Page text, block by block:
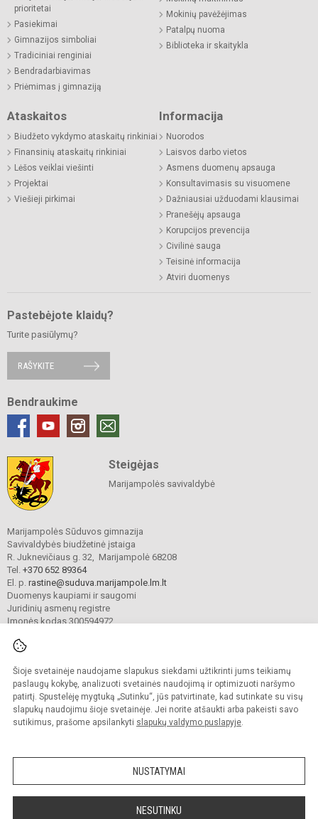
Šioje svetainėje naudojame slapukus siekdami užtikrinti jums teikiamų
paslaugų kokybę, analizuoti svetainės naudojimą ir optimizuoti naršymo
patirtį. Spustelėję mygtuką „Sutinku“, jūs patvirtinate, kad sutinkate su visų
slapukų naudojimu šioje svetainėje. Jei norite atšaukti arba pakeisti savo
sutikimus, prašome apsilankyti slapukų valdymo puslapyje.
NUSTATYMAI
NESUTINKU
prioritetai
Pasiekimai
Gimnazijos simboliai
Tradiciniai renginiai
Bendradarbiavimas
Priėmimas į gimnaziją
Mokinių pavėžėjimas
Patalpų nuoma
Biblioteka ir skaitykla
Ataskaitos
Biudžeto vykdymo ataskaitų rinkiniai
Finansinių ataskaitų rinkiniai
Lėšos veiklai viešinti
Projektai
Viešieji pirkimai
Informacija
Nuorodos
Laisvos darbo vietos
Asmens duomenų apsauga
Konsultavimasis su visuomene
Dažniausiai užduodami klausimai
Pranešėjų apsauga
Korupcijos prevencija
Civilinė sauga
Teisinė informacija
Atviri duomenys
Pastebėjote klaidų?
Turite pasiūlymų?
RAŠYKITE
Bendraukime
Steigėjas
Marijampolės savivaldybė
Marijampolės Sūduvos gimnazija
Savivaldybės biudžetinė įstaiga
R. Juknevičiaus g. 32, Marijampolė 68208
Tel. +370 652 89364
El. p. rastine@suduva.marijampole.lm.lt
Duomenys kaupiami ir saugomi
Juridinių asmenų registre
Įmonės kodas 300594972
© 2024. Marijampolės Sūduvos gimnazija. Visos teisės saugomos.
Kopijuoti turinį be raštiško įstaigos administracijos sutikimo griežtai draudžiama.
Prieinamumo paraiška Slapukų valdymas
Sumanus būdas atnaujinti